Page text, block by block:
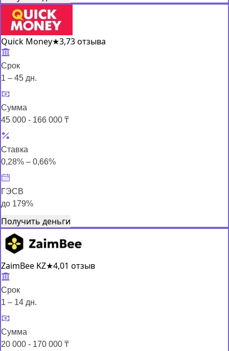
Quick Money★3,73 отзыва
Срок
1 – 45 дн.
Сумма
45 000 - 166 000 ₸
Ставка
0,28% – 0,66%
ГЭСВ
до 179%
Получить деньги
ZaimBee KZ★4,01 отзыв
Срок
1 – 14 дн.
Сумма
20 000 - 170 000 ₸